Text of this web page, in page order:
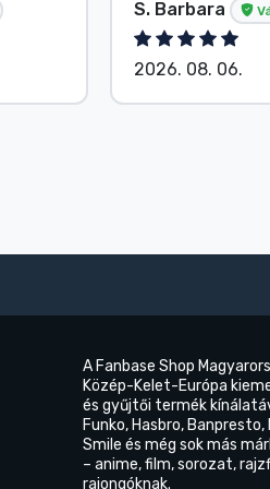
S. Barbara
2026. 08. 06.
A Fanbase Shop
Közép-Kelet-Európa
és gyűjtői termék
Funko, Hasbro,
Smile és még sok más
– anime, film, sorozat,
rajongóknak.